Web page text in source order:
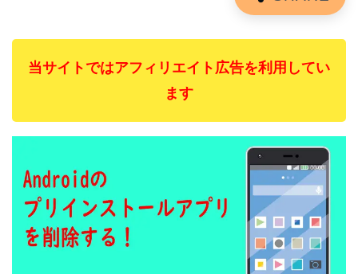
当サイトではアフィリエイト広告を利用してい
ます